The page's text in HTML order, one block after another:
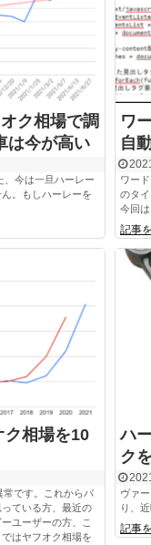
ク相場で調
は今が高い
は一旦ハーレー
。もしハーレーを
ワ
自
ワー
のタ
今回は
記事
ク相場を10
常です。これからバ
ている方、最近の
ユーザーの方、こ
はヤフオク相場を
ハ
ク
ヴァ
り、
記事